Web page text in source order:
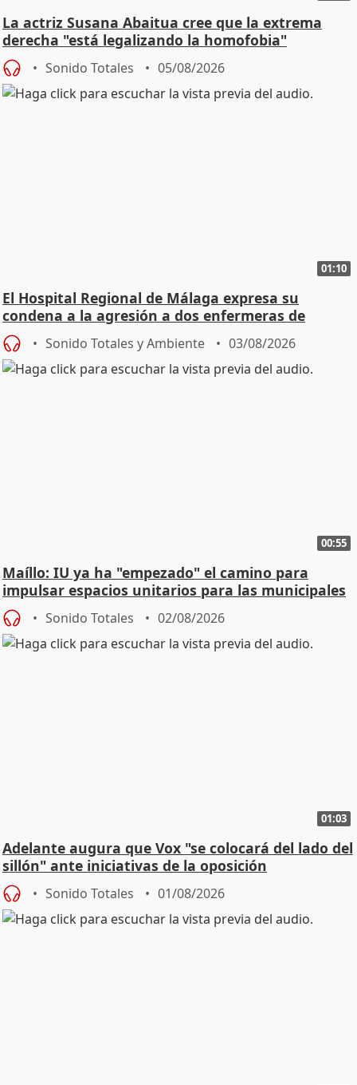
La actriz Susana Abaitua cree que la extrema
derecha "está legalizando la homofobia"
Sonido Totales 05/08/2026
01:10
El Hospital Regional de Málaga expresa su
condena a la agresión a dos enfermeras de
Urgencias
Sonido Totales y Ambiente 03/08/2026
00:55
Maíllo: IU ya ha "empezado" el camino para
impulsar espacios unitarios para las municipales
Sonido Totales 02/08/2026
01:03
Adelante augura que Vox "se colocará del lado del
sillón" ante iniciativas de la oposición
Sonido Totales 01/08/2026